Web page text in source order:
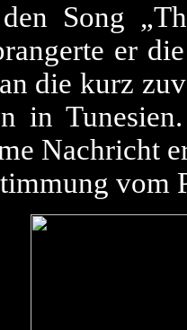
Song
er
die kurz
in
Nachricht
vom